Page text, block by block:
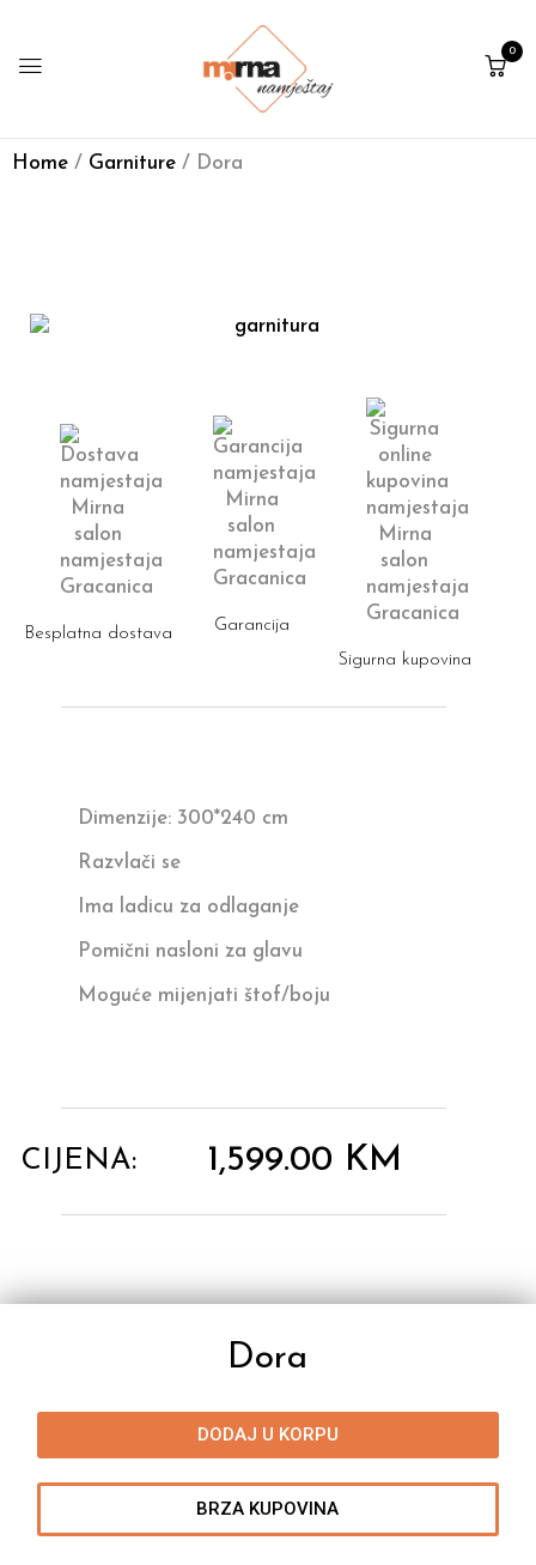
0
Home / Garniture / Dora
Besplatna dostava
Garancija
Sigurna kupovina
Dimenzije: 300*240 cm
Razvlači se
Ima ladicu za odlaganje
Pomični nasloni za glavu
Moguće mijenjati štof/boju
CIJENA: 1,599.00 KM
Dora
DODAJ U KORPU
BRZA KUPOVINA